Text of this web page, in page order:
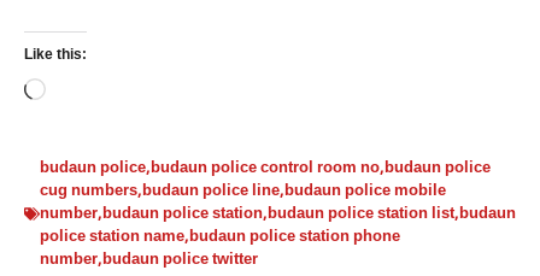
Like this:
Loading…
budaun police,budaun police control room no,budaun police
cug numbers,budaun police line,budaun police mobile
number,budaun police station,budaun police station list,budaun
police station name,budaun police station phone
number,budaun police twitter